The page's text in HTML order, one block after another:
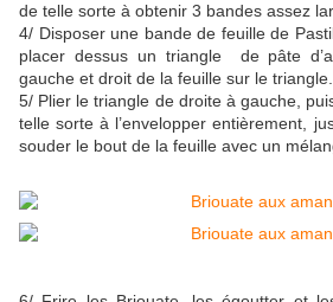
de telle sorte à obtenir 3 bandes assez
4/ Disposer une bande de feuille de
placer dessus un triangle de pâte
gauche et droit de la feuille sur le triangle.
5/ Plier le triangle de droite à gauche,
telle sorte à l’envelopper entièrement,
souder le bout de la feuille avec un